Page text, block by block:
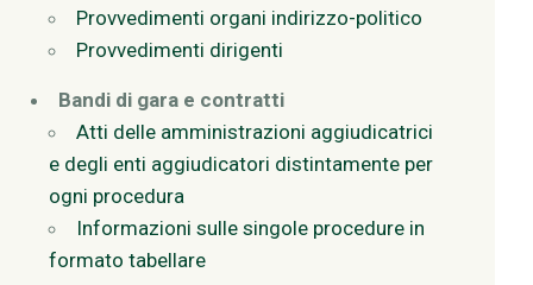
Provvedimenti organi indirizzo-politico
Provvedimenti dirigenti
Bandi di gara e contratti
Atti delle amministrazioni aggiudicatrici
e degli enti aggiudicatori distintamente per
ogni procedura
Informazioni sulle singole procedure in
formato tabellare